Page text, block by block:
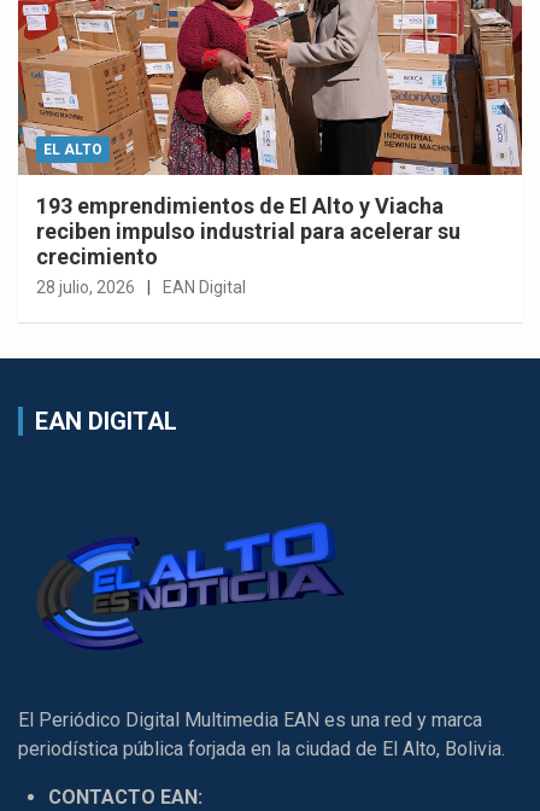
EL ALTO
193 emprendimientos de El Alto y Viacha
reciben impulso industrial para acelerar su
crecimiento
28 julio, 2026 EAN Digital
EAN DIGITAL
El Periódico Digital Multimedia EAN es una red y marca
periodística pública forjada en la ciudad de El Alto, Bolivia.
CONTACTO EAN: